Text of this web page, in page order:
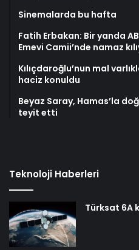
Sinemalarda bu hafta
Fatih Erbakan: Bir yanda
Emevi Camii’nde namaz
Kılıçdaroğlu’nun mal
haciz konuldu
Beyaz Saray, Hamas’la
teyit etti
Teknoloji Haberleri
Türksat 6A